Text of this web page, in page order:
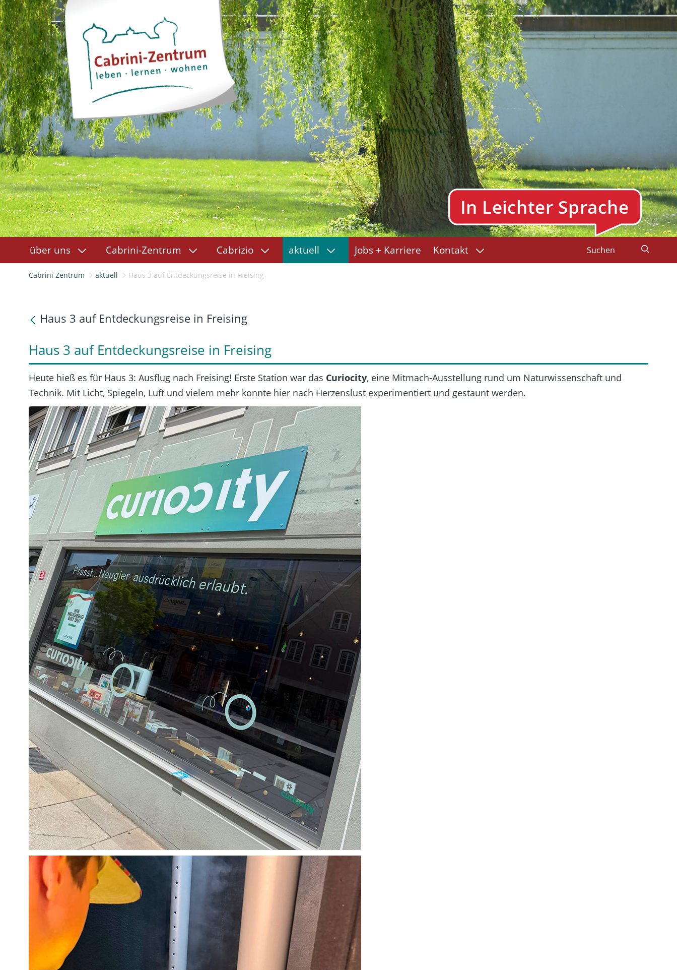
über uns Cabrini-Zentrum Cabrizio aktuell Jobs + Karriere Kontakt
Cabrini Zentrum aktuell Haus 3 auf Entdeckungsreise in Freising
Haus 3 auf Entdeckungsreise in Freising
Haus 3 auf Entdeckungsreise in Freising
Heute hieß es für Haus 3: Ausflug nach Freising! Erste Station war das Curiocity, eine Mitmach-Ausstellung rund um Naturwissenschaft und
Technik. Mit Licht, Spiegeln, Luft und vielem mehr konnte hier nach Herzenslust experimentiert und gestaunt werden.